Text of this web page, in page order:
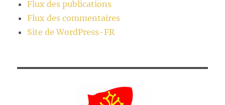
Flux des publications
Flux des commentaires
Site de WordPress-FR